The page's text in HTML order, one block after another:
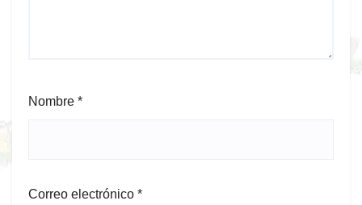
Nombre *
Correo electrónico *